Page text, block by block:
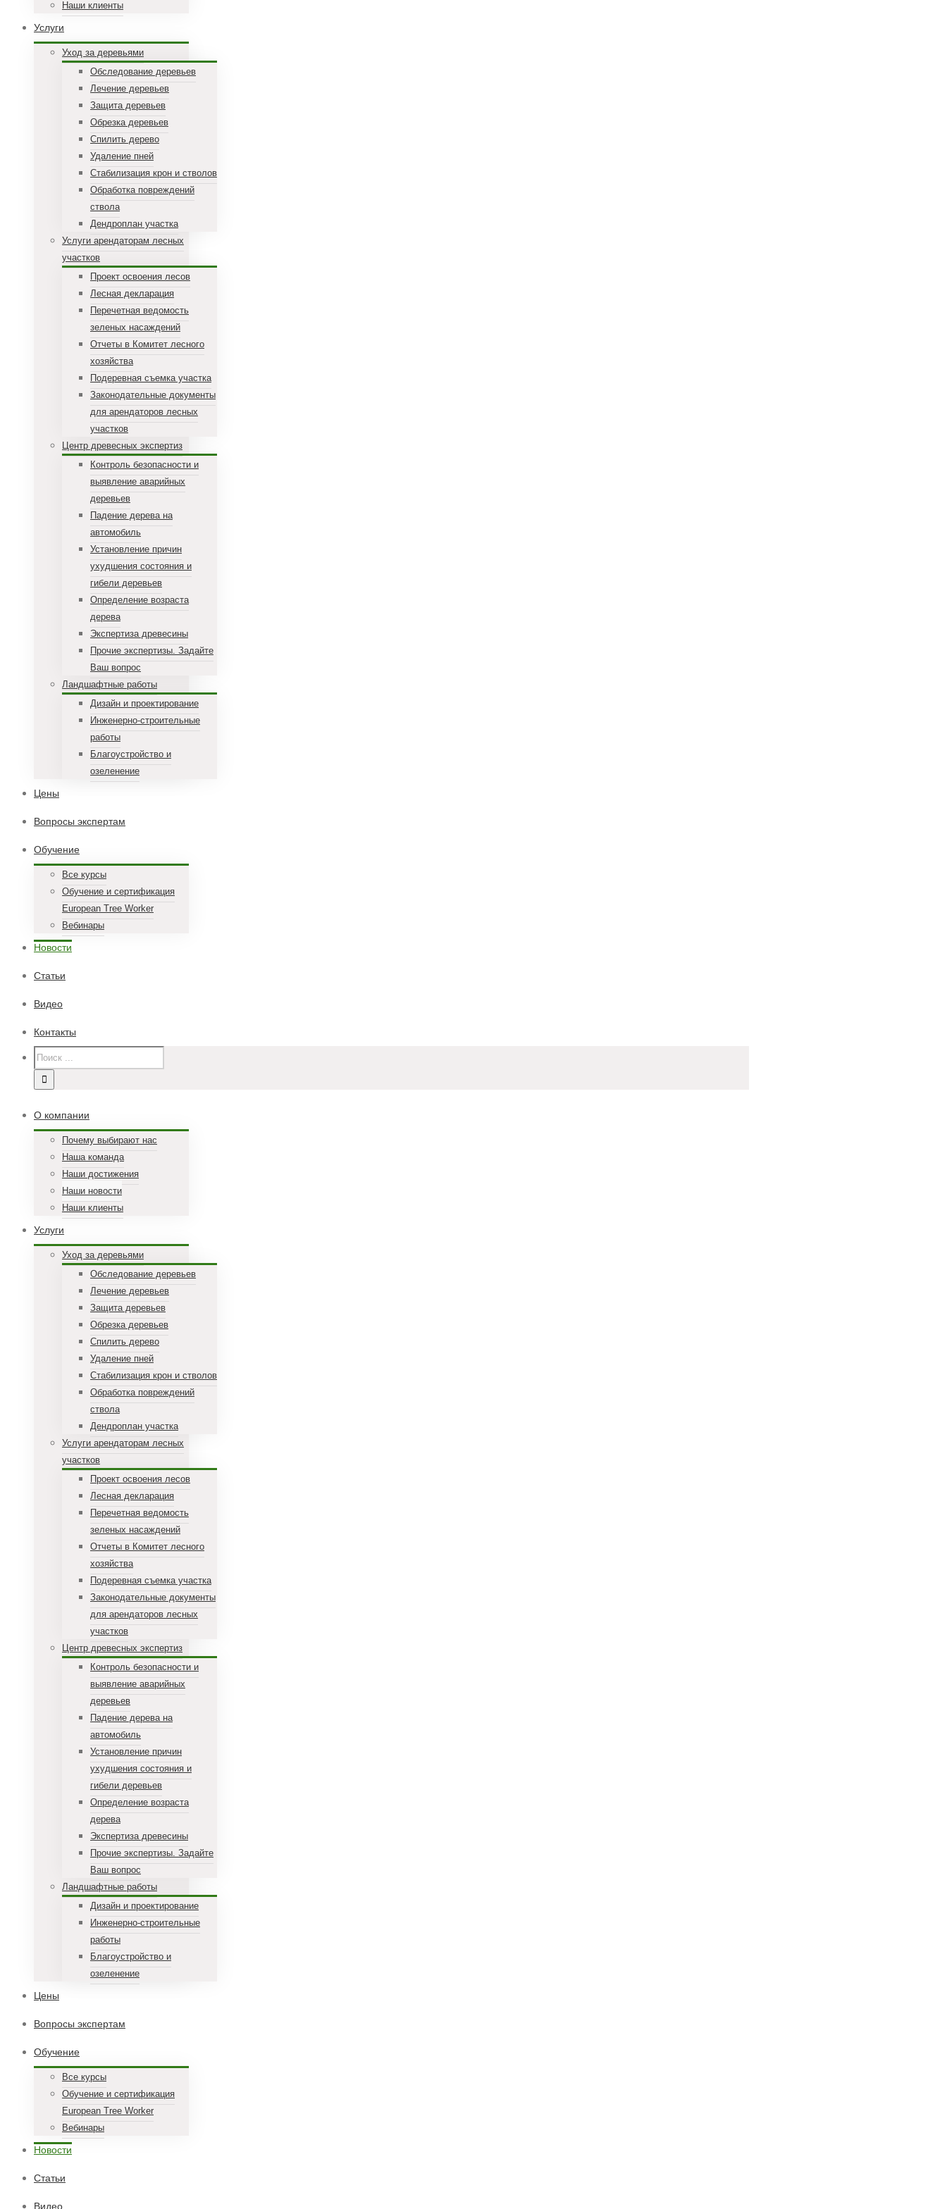
Наши клиенты
Услуги
Уход за деревьями
Обследование деревьев
Лечение деревьев
Защита деревьев
Обрезка деревьев
Спилить дерево
Удаление пней
Стабилизация крон и стволов
Обработка повреждений
ствола
Дендроплан участка
Услуги арендаторам лесных
участков
Проект освоения лесов
Лесная декларация
Перечетная ведомость
зеленых насаждений
Отчеты в Комитет лесного
хозяйства
Подеревная съемка участка
Законодательные документы
для арендаторов лесных
участков
Центр древесных экспертиз
Контроль безопасности и
выявление аварийных
деревьев
Падение дерева на
автомобиль
Установление причин
ухудшения состояния и
гибели деревьев
Определение возраста
дерева
Экспертиза древесины
Прочие экспертизы. Задайте
Ваш вопрос
Ландшафтные работы
Дизайн и проектирование
Инженерно-строительные
работы
Благоустройство и
озеленение
Цены
Вопросы экспертам
Обучение
Все курсы
Обучение и сертификация
European Tree Worker
Вебинары
Новости
Статьи
Видео
Контакты
О компании
Почему выбирают нас
Наша команда
Наши достижения
Наши новости
Наши клиенты
Услуги
Уход за деревьями
Обследование деревьев
Лечение деревьев
Защита деревьев
Обрезка деревьев
Спилить дерево
Удаление пней
Стабилизация крон и стволов
Обработка повреждений
ствола
Дендроплан участка
Услуги арендаторам лесных
участков
Проект освоения лесов
Лесная декларация
Перечетная ведомость
зеленых насаждений
Отчеты в Комитет лесного
хозяйства
Подеревная съемка участка
Законодательные документы
для арендаторов лесных
участков
Центр древесных экспертиз
Контроль безопасности и
выявление аварийных
деревьев
Падение дерева на
автомобиль
Установление причин
ухудшения состояния и
гибели деревьев
Определение возраста
дерева
Экспертиза древесины
Прочие экспертизы. Задайте
Ваш вопрос
Ландшафтные работы
Дизайн и проектирование
Инженерно-строительные
работы
Благоустройство и
озеленение
Цены
Вопросы экспертам
Обучение
Все курсы
Обучение и сертификация
European Tree Worker
Вебинары
Новости
Статьи
Видео